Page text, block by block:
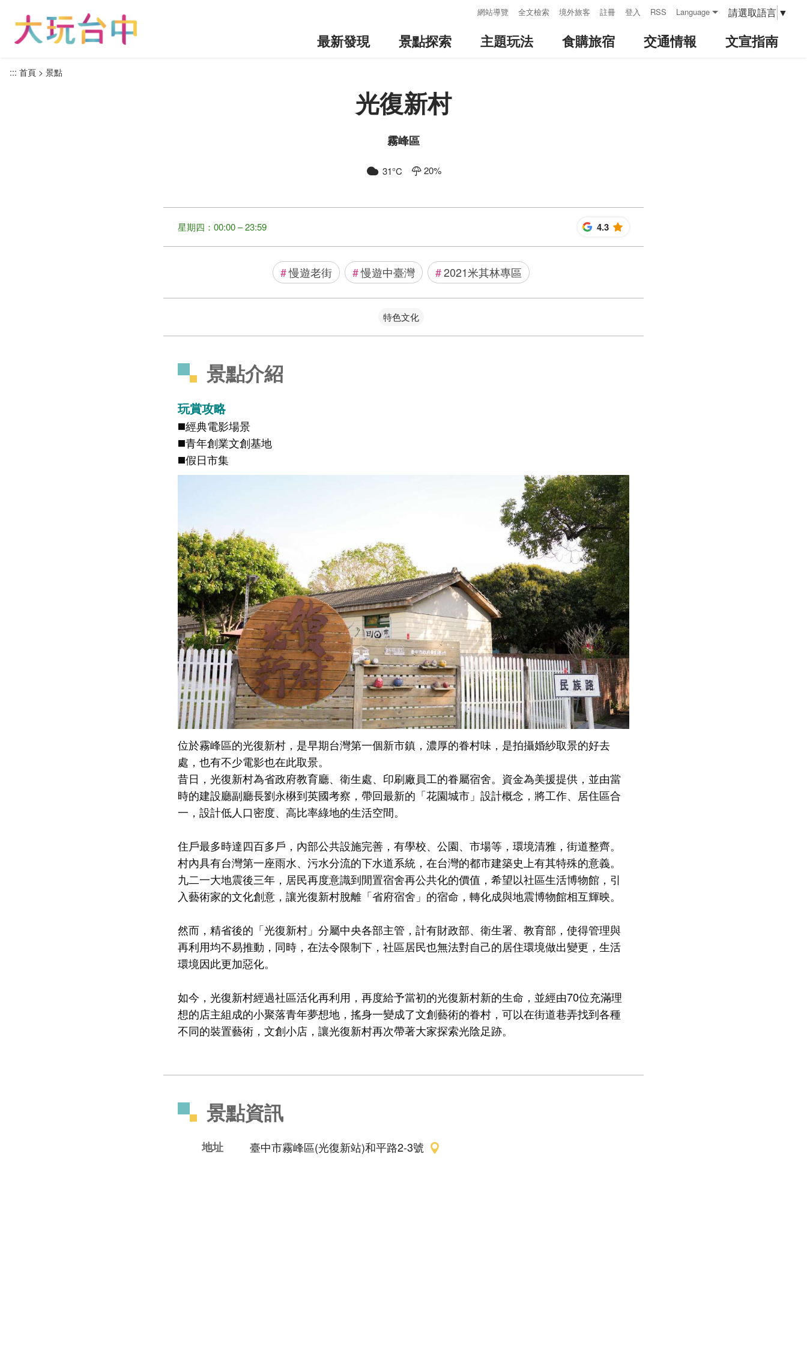
網站導覽 全文檢索 境外旅客 註冊 登入 RSS Language 請選取語言 ▼
最新發現 景點探索 主題玩法 食購旅宿 交通情報 文宣指南
::: 首頁 景點
光復新村
霧峰區
31°C 20%
星期四：00:00 – 23:59 4.3 星
#慢遊老街 #慢遊中臺灣 #2021米其林專區
特色文化
景點介紹
玩賞攻略
◼️經典電影場景
◼️青年創業文創基地
◼️假日市集
位於霧峰區的光復新村，是早期台灣第一個新市鎮，濃厚的眷村味，是拍攝婚紗取景的好去
處，也有不少電影也在此取景。
昔日，光復新村為省政府教育廳、衛生處、印刷廠員工的眷屬宿舍。資金為美援提供，並由當
時的建設廳副廳長劉永楙到英國考察，帶回最新的「花園城市」設計概念，將工作、居住區合
一，設計低人口密度、高比率綠地的生活空間。
住戶最多時達四百多戶，內部公共設施完善，有學校、公園、市場等，環境清雅，街道整齊。
村內具有台灣第一座雨水、污水分流的下水道系統，在台灣的都市建築史上有其特殊的意義。
九二一大地震後三年，居民再度意識到閒置宿舍再公共化的價值，希望以社區生活博物館，引
入藝術家的文化創意，讓光復新村脫離「省府宿舍」的宿命，轉化成與地震博物館相互輝映。
然而，精省後的「光復新村」分屬中央各部主管，計有財政部、衛生署、教育部，使得管理與
再利用均不易推動，同時，在法令限制下，社區居民也無法對自己的居住環境做出變更，生活
環境因此更加惡化。
​如今，光復新村經過社區活化再利用，再度給予當初的光復新村新的生命，並經由70位充滿理
想的店主組成的小聚落青年夢想地，搖身一變成了文創藝術的眷村，可以在街道巷弄找到各種
不同的裝置藝術，文創小店，讓光復新村再次帶著大家探索光陰足跡。
景點資訊
地址 臺中市霧峰區(光復新站)和平路2-3號